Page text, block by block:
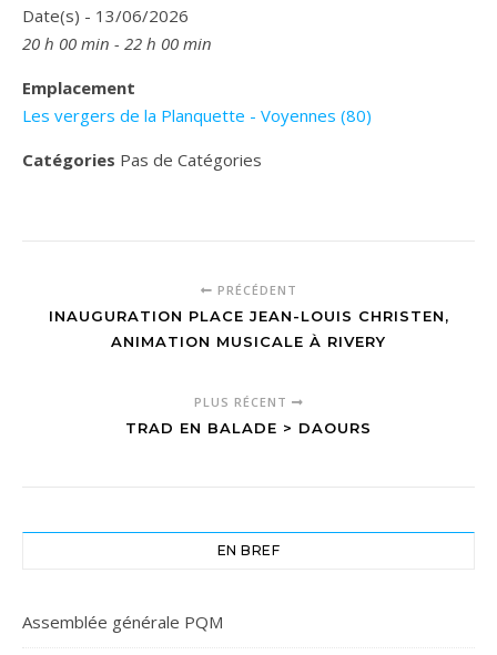
Date(s) - 13/06/2026
20 h 00 min - 22 h 00 min
Emplacement
Les vergers de la Planquette - Voyennes (80)
Catégories Pas de Catégories
PRÉCÉDENT
INAUGURATION PLACE JEAN-LOUIS CHRISTEN,
ANIMATION MUSICALE À RIVERY
PLUS RÉCENT
TRAD EN BALADE > DAOURS
EN BREF
Assemblée générale PQM